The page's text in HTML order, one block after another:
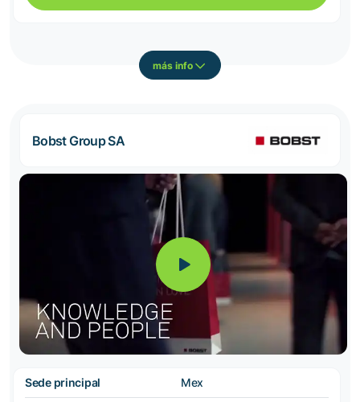
más info
Bobst Group SA
Sede principal Mex